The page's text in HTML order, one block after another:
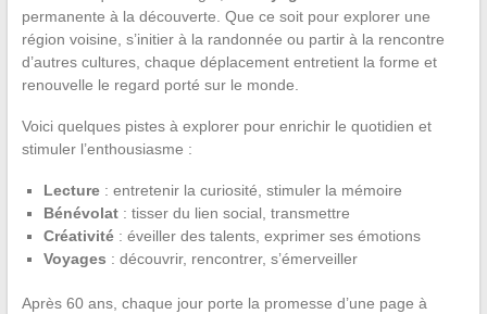
permanente à la découverte. Que ce soit pour explorer une
région voisine, s’initier à la randonnée ou partir à la rencontre
d’autres cultures, chaque déplacement entretient la forme et
renouvelle le regard porté sur le monde.
Voici quelques pistes à explorer pour enrichir le quotidien et
stimuler l’enthousiasme :
Lecture: entretenir la curiosité, stimuler la mémoire
Bénévolat: tisser du lien social, transmettre
Créativité: éveiller des talents, exprimer ses émotions
Voyages : découvrir, rencontrer, s’émerveiller
Après 60 ans, chaque jour porte la promesse d’une page à